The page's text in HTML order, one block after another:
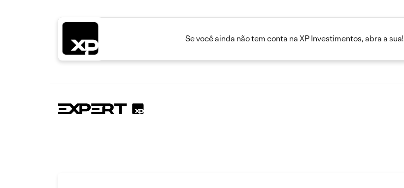
Se você ainda não tem conta na XP Investimentos, abra a sua!